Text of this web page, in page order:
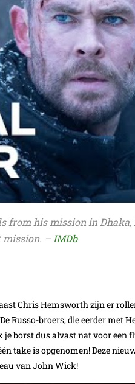
his mission in Dhaka,
mission. – IMDb
Chris Hemsworth zijn er
Russo-broers, die eerder met
borst dus alvast nat voor een
take is opgenomen! Deze
van John Wick!